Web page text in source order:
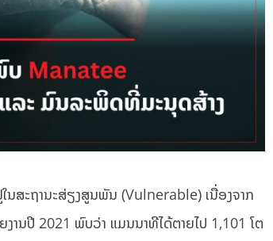
ສະຖານະສ່ຽງສູນພັນ (Vulnerable) ເນື່ອງຈາກ
ານປີ 2021 ພົບວ່າ ແມນນາທີໄດ້ຕາຍໄປ 1,101 ໂຕ